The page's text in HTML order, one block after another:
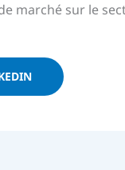
marché sur le